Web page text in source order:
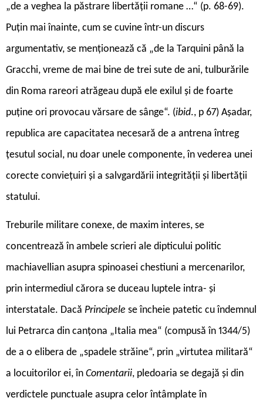
„de a veghea la păstrare libertății romane …“ (p. 68-69).
Puțin mai înainte, cum se cuvine într-un discurs
argumentativ, se menționează că „de la Tarquini până la
Gracchi, vreme de mai bine de trei sute de ani, tulburările
din Roma rareori atrăgeau după ele exilul și de foarte
puține ori provocau vărsare de sânge“. (ibid., p 67) Așadar,
republica are capacitatea necesară de a antrena întreg
țesutul social, nu doar unele componente, în vederea unei
corecte conviețuiri și a salvgardării integrității și libertății
statului.
Treburile militare conexe, de maxim interes, se
concentrează în ambele scrieri ale dipticului politic
machiavellian asupra spinoasei chestiuni a mercenarilor,
prin intermediul cărora se duceau luptele intra- și
interstatale. Dacă Principele se încheie patetic cu îndemnul
lui Petrarca din canțona „Italia mea“ (compusă în 1344/5)
de a o elibera de „spadele străine“, prin „virtutea militară“
a locuitorilor ei, în Comentarii, pledoaria se degajă și din
verdictele punctuale asupra celor întâmplate în